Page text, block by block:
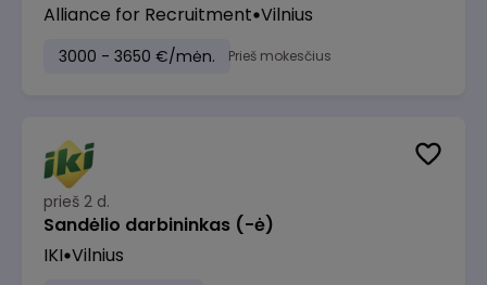
Alliance for Recruitment Vilnius
3000 - 3650 €/mėn. Prieš mokesčius
prieš 2 d.
Sandėlio darbininkas (-ė)
IKI Vilnius